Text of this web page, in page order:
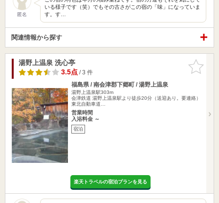
匿名
いる様子です（笑）でもその古さがこの宿の「味」になっていま
す。す…
関連情報から探す
お気に入
りに追加
湯野上温泉 洗心亭
3.5点/ 3 件
福島県 / 南会津郡下郷町 / 湯野上温泉
湯野上温泉駅303m
会津鉄道 湯野上温泉駅より徒歩20分（送迎あり。要連絡）
東北自動車道…
営業時間
入浴料金 ～
宿泊
楽天トラベルの宿泊プランを見る